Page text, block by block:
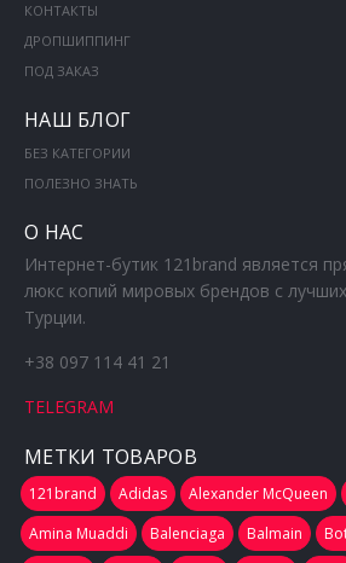
КОНТАКТЫ
ДРОПШИППИНГ
ПОД ЗАКАЗ
НАШ БЛОГ
БЕЗ КАТЕГОРИИ
ПОЛЕЗНО ЗНАТЬ
О НАС
Интернет-бутик 121brand является
люкс копий мировых брендов с
Турции.
+38 097 114 41 21
TELEGRAM
МЕТКИ ТОВАРОВ
121brand Adidas Alexander McQueen
Amina Muaddi
Balenciaga Balmain